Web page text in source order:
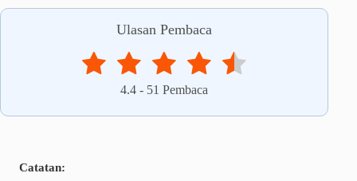
Ulasan Pembaca
4.4 - 51 Pembaca
Catatan: